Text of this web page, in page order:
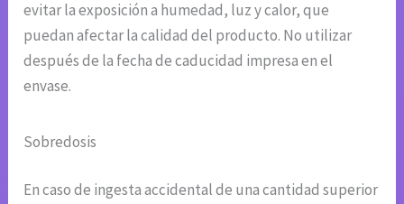
evitar la exposición a humedad, luz y calor, que
puedan afectar la calidad del producto. No utilizar
después de la fecha de caducidad impresa en el
envase.
Sobredosis
En caso de ingesta accidental de una cantidad superior